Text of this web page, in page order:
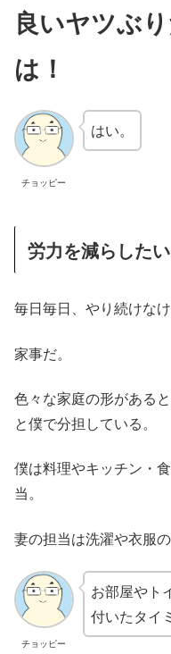
良いヤツぶ
は！
チョッピー
はい。
労力を減らしたい
毎日毎日、やり続けな
家事だ。
色々な家庭の形がある
と僕で分担している。
僕は料理やキッチン・
当。
妻の担当は洗濯や衣服の
チョッピー
お部屋やト
付いたタイ